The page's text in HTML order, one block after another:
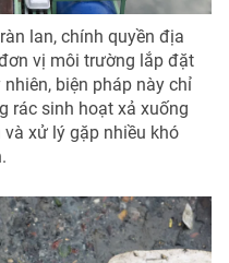
lan, chính quyền địa
vị môi trường lắp đặt
biện pháp này chỉ
rác sinh hoạt xả xuống
xử lý gặp nhiều khó